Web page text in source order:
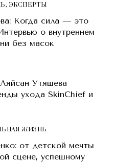
, ЭКСПЕРТЫ
Когда сила — это
о внутреннем
без масок
Утяшева
ухода SkinChief и
ЖИЗНЬ
от детской мечты
сцене, успешному